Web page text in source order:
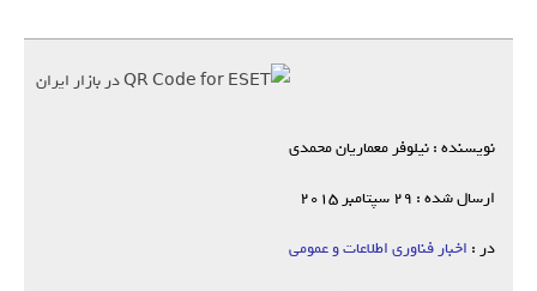
نویسنده : نیلوفر معماریان محمدی
ارسال شده : 29 سپتامبر 2015
در : اخبار فناوری اطلاعات و عمومی